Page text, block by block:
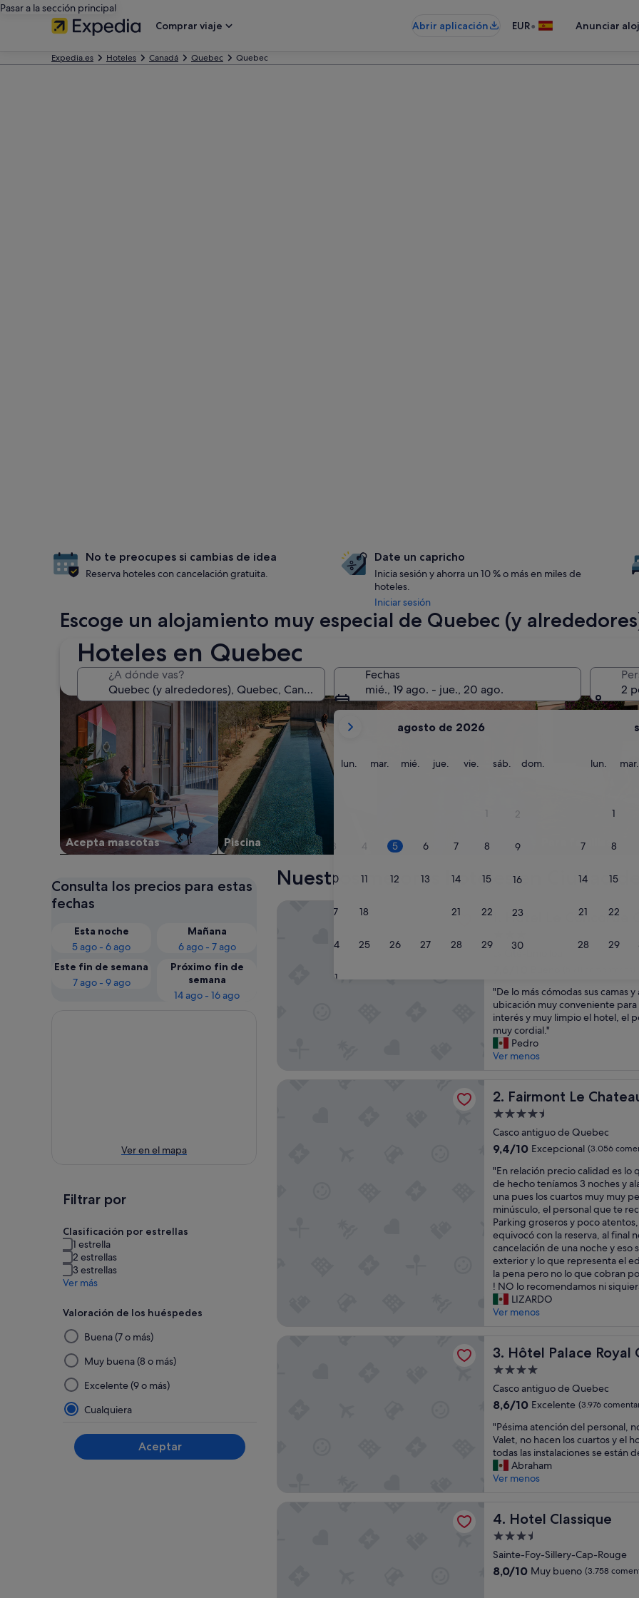
Pasar a la sección principal
Comprar viaje
Abrir aplicación EUR• Anunciar
Expedia.es Hoteles Canadá Quebec Quebec
Hoteles en Quebec
¿A dónde vas?
Fechas
mié., 19 ago. - jue., 20 ago.
Tus
meses
son
August
September
de
agosto de 2026
lun. lunesmar. martes
mié. miércoles
jue. jueves
vie. viernes
sáb. sábado
dom.
1 2
3 4 5 6 7 8 9
10 11 12 13 14 15 16
17 18 21 22 23
24 25 26 27 28 29 30
31
lun. lunesmar.
1
7 8
14 15
21 22
28 29
2
No te preocupes si cambias de idea
Reserva hoteles con cancelación gratuita.
Date un capricho
Inicia sesión y ahorra un 10 % o más en miles de
hoteles.
Iniciar sesión
Escoge un alojamiento muy especial de Quebec (y
Acepta mascotas
Buscar alojamientos que aceptan mascotas
Piscina
Buscar alojamientos con piscina
Spa Para familias
Consulta los precios para estas
fechas
Esta noche
5 ago - 6 ago
Mañana
6 ago - 7 ago
Este fin de semana
7 ago - 9 ago
Próximo fin de
semana
14 ago - 16 ago
Ver en el mapa
Filtrar por
Clasificación por estrellas
1 estrella
2 estrellas
3 estrellas
Ver más
Valoración de los huéspedes
Al
seleccionar
y
aplicar
un
filtro
este
grupo,
Buena (7 o más)
Muy buena (8 o más)
Excelente (9 o más)
Cualquiera
Aceptar
Nuestros mejores hoteles en Ciudad
1. Hôtel Le Concorde
Hôtel Le Concorde Québec
deLa Cité-Limoilou
10,
Bueno,
(5.711 comentarios)
"
D
e
l
o
m
c
m
o
d
s
s
u
s
c
a
m
a
s
y
l
h
d
a
s
l
a
u
i
c
ó
n
m
"De lo más cómodas sus camas y
ubicación muy conveniente
interés y muy limpio el hotel, el
muy cordial."
Pedro
Ver menos
Hôtel Le Concorde Québec
2. Fairmont Le
Fairmont Le Chateau
Alojamiento
de
4.5 estrellas
Casco antiguo de Quebec
9.4
10,
Excepcional,
(3.056 comentarios)
9,4/10 Excepcional (3.056
"
E
n
r
e
l
a
c
i
ó
n
p
c
o
c
a
i
d
a
e
o
q
u
e
n
"En relación precio calidad es lo
de hecho teníamos 3 noches y
una pues los cuartos muy muy
minúsculo, el personal que te
Parking groseros y poco
equivocó con la reserva, al final
cancelación de una noche y eso
exterior y lo que representa el
la pena pero no lo que cobran
! NO lo recomendamos ni
LIZARDO
Ver menos
3. Hôtel Palace Royal
Hôtel Palace Royal Centre-
Alojamiento
de
4.0 estrellas
Casco antiguo de Quebec
8.6
10,
Excelente,
(3.976 comentarios)
8,6/10 Excelente (3.976
"
P
é
s
i
a
e
n
c
"Pésima atención del personal,
Valet, no hacen los cuartos y el
todas las instalaciones se están
Abraham
Ver menos
4. Hotel Classique
Hotel Classique
Alojamiento
de
3.5 estrellas
Sainte-Foy-Sillery-Cap-Rouge
8.0
8,0/10 Muy bueno (3.758